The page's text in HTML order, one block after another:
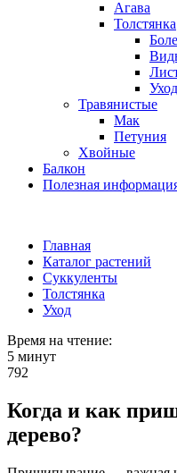
Агава
Толстянка
Уход
Травянистые
Мак
Петуния
Хвойные
Балкон
Полезная
Главная
Каталог растений
Суккуленты
Толстянка
Уход
Время на чтение:
5 минут
792
Когда и как
дерево?